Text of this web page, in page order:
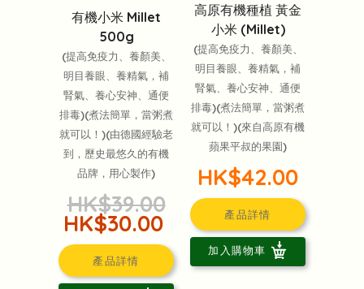
有機小米 Millet
500g
(提高免疫力、養顏美、
明目養眼、養精氣，補
腎氣、養心安神、通便
排毒)(煮法簡單，當粥煮
就可以！)(由德國經驗老
到，歷史最悠久的有機
品牌，用心製作)
HK$39.00
HK$30.00
產品詳情
高原有機種植 黃金
小米 (Millet)
(提高免疫力、養顏美、
明目養眼、養精氣，補
腎氣、養心安神、通便
排毒)(煮法簡單，當粥煮
就可以！)(來自高原有機
蘋果平叔的果園)
HK$42.00
產品詳情
加入購物車